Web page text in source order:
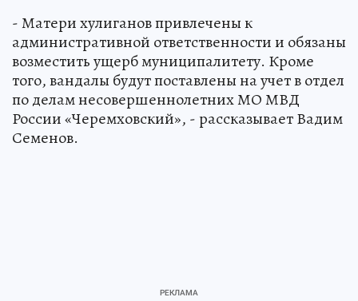
- Матери хулиганов привлечены к
административной ответственности и обязаны
возместить ущерб муниципалитету. Кроме
того, вандалы будут поставлены на учет в отдел
по делам несовершеннолетних МО МВД
России «Черемховский», - рассказывает Вадим
Семенов.